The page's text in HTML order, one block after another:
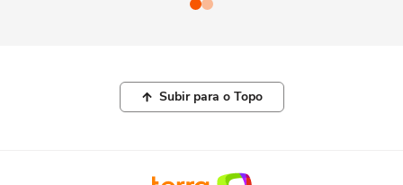
Subir para o Topo